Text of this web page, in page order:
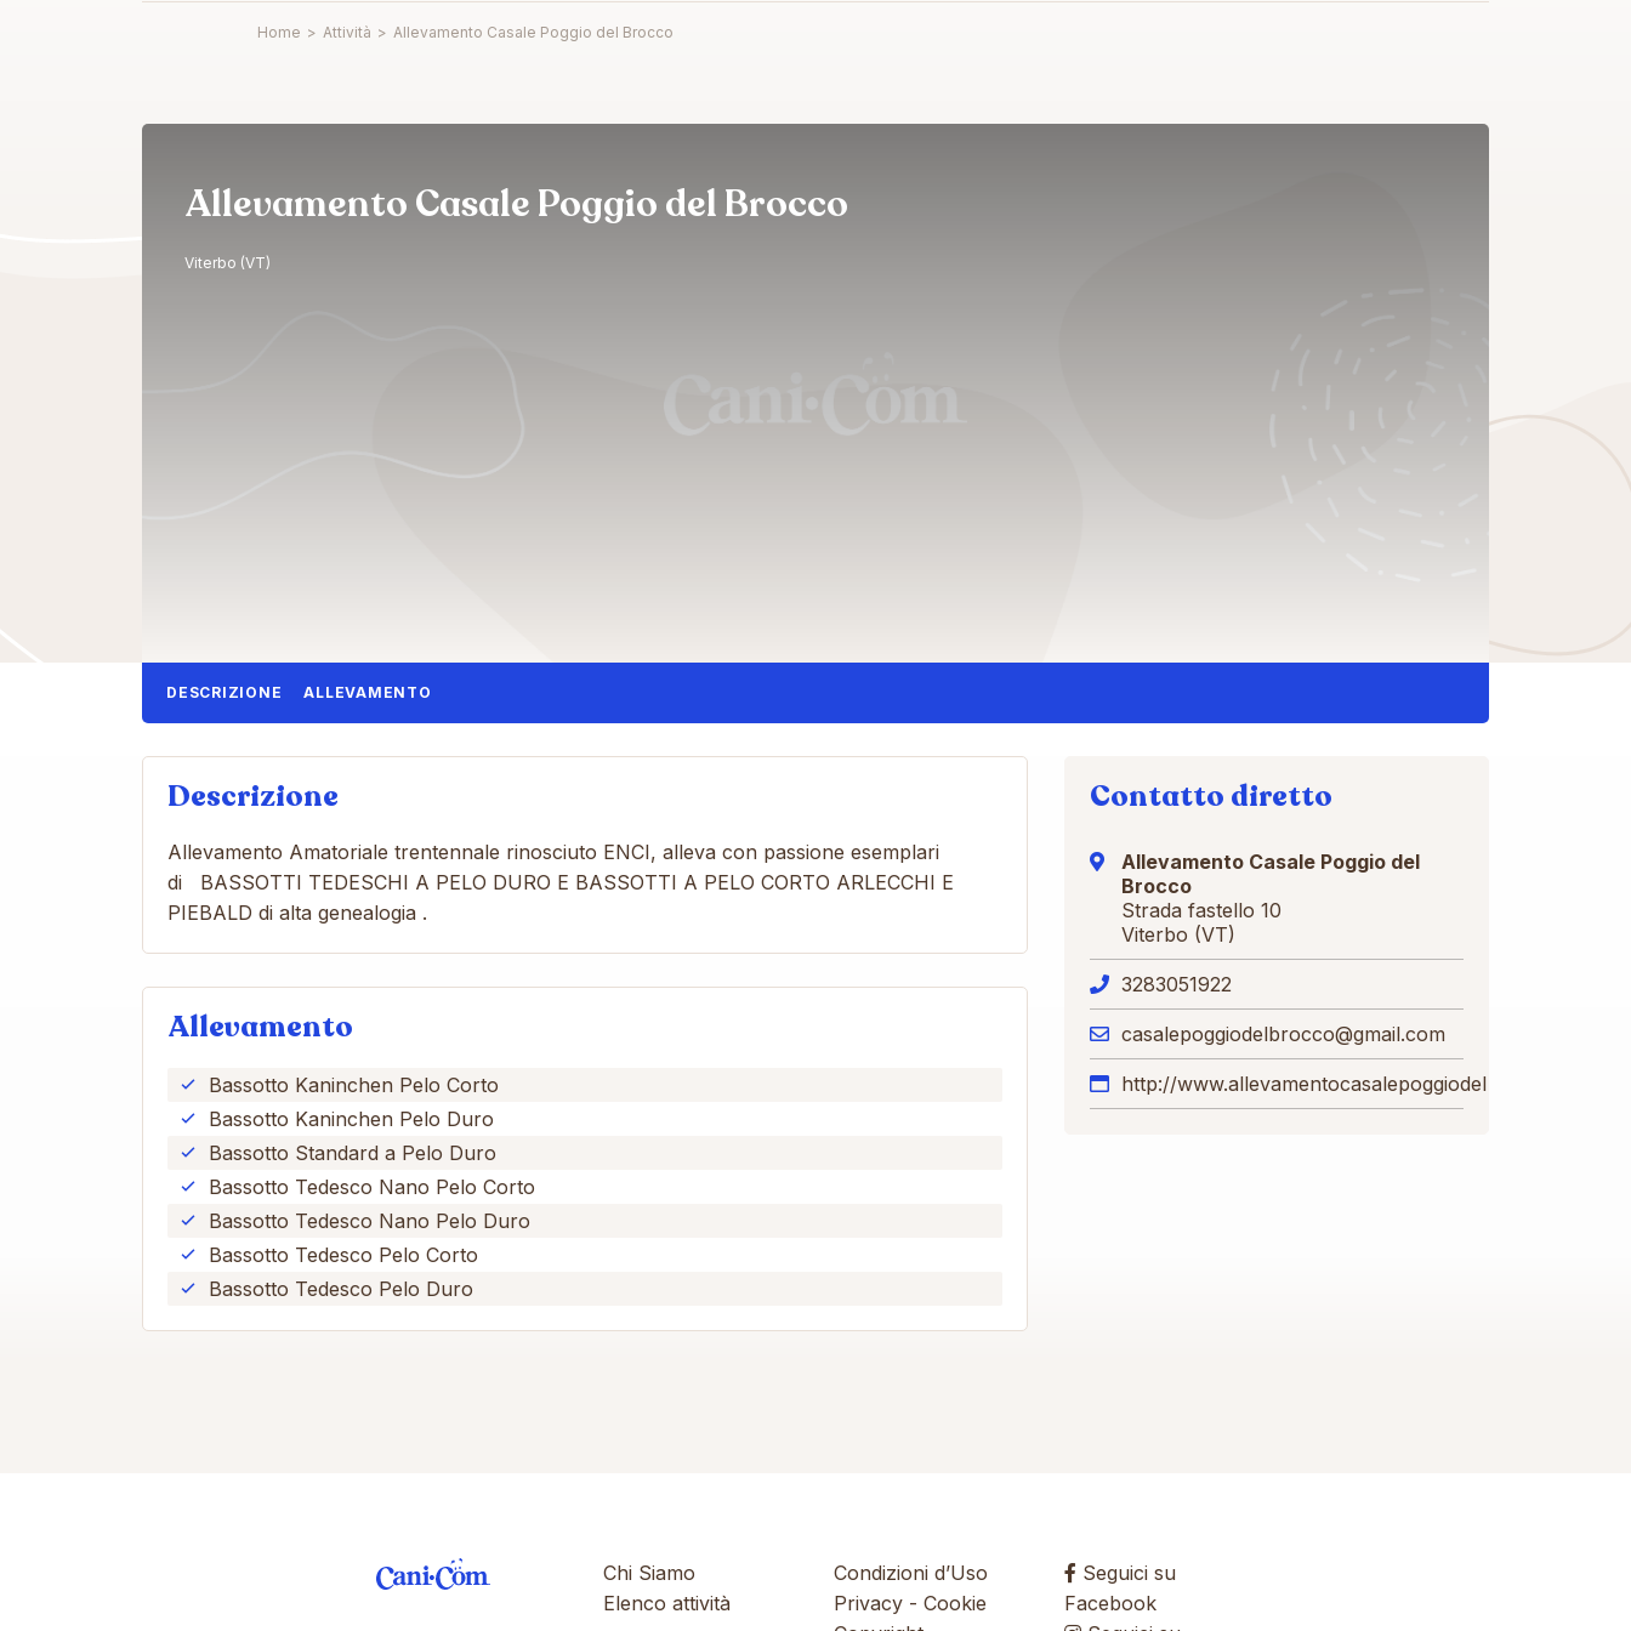
Home > Attività > Allevamento Casale Poggio del Brocco
Allevamento Casale Poggio del Brocco
Viterbo (VT)
DESCRIZIONE ALLEVAMENTO
Descrizione
Allevamento Amatoriale trentennale rinosciuto ENCI, alleva con passione esemplari
di BASSOTTI TEDESCHI A PELO DURO E BASSOTTI A PELO CORTO ARLECCHI E
PIEBALD di alta genealogia .
Allevamento
Bassotto Kaninchen Pelo Corto
Bassotto Kaninchen Pelo Duro
Bassotto Standard a Pelo Duro
Bassotto Tedesco Nano Pelo Corto
Bassotto Tedesco Nano Pelo Duro
Bassotto Tedesco Pelo Corto
Bassotto Tedesco Pelo Duro
Contatto diretto
Allevamento Casale Poggio del
Brocco
Strada fastello 10
Viterbo (VT)
3283051922
casalepoggiodelbrocco@gmail.com
http://www.allevamentocasalepoggiodelbrocco.com
Chi Siamo
Elenco attività
Condizioni d’Uso
Privacy - Cookie
Seguici su
Facebook